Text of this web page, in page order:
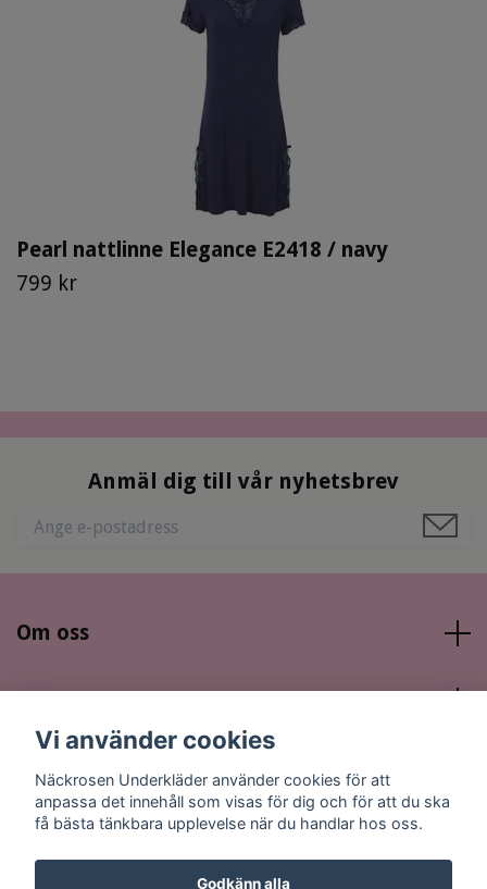
Pearl nattlinne Elegance E2418 / navy
799 kr
Anmäl dig till vår nyhetsbrev
Om oss
Sociala medier
Vi använder cookies
Näckrosen Underkläder använder cookies för att
anpassa det innehåll som visas för dig och för att du ska
få bästa tänkbara upplevelse när du handlar hos oss.
Godkänn alla